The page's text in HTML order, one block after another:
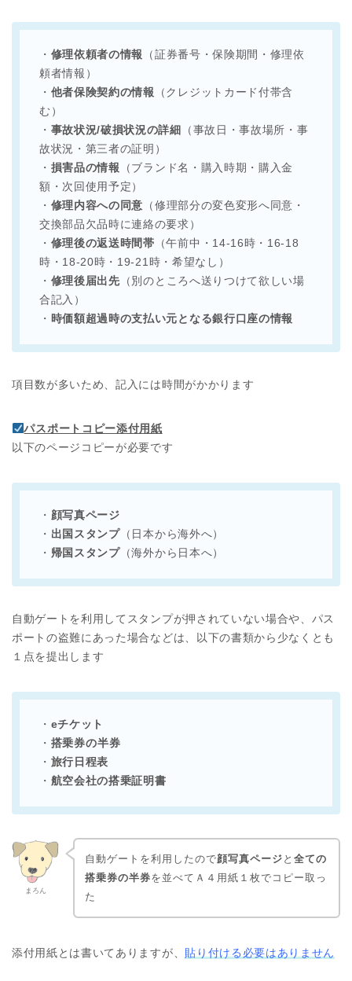
・ 修理依頼者の情報
（証券番号・保険期間・修理依
頼者情報）
・ 他者保険契約の情報
（クレジットカード付帯含
む）
・ 事故状況/破損状況の詳細
（事故日・事故場所・事
故状況・第三者の証明）
・ 損害品の情報
（ブランド名・購入時期・購入金
額・次回使用予定）
・ 修理内容への同意 （修理部分の変色変形へ同意・
交換部品欠品時に連絡の要求）
・ 修理後の返送時間帯 （午前中・14-16時・16-18
時・18-20時・19-21時・希望なし）
・ 修理後届出先 （別のところへ送りつけて欲しい場
合記入）
・ 時価額超過時の支払い元となる銀行口座の情報
項目数が多いため、記入には時間がかかります
パスポートコピー添付用紙
以下のページコピーが必要です
・ 顔写真ページ
・ 出国スタンプ（日本から海外へ）
・ 帰国スタンプ（海外から日本へ）
自動ゲートを利用してスタンプが押されていない場合や、パス
ポートの盗難にあった場合などは、以下の書類から少なくとも
１点を提出します
・ eチケット
・ 搭乗券の半券
・ 旅行日程表
・ 航空会社の搭乗証明書
まろん
自動ゲートを利用したので顔写真ページ と 全ての
搭乗券の半券を並べてＡ４用紙１枚でコピー取っ
た
添付用紙とは書いてありますが、 貼り付ける必要はありません